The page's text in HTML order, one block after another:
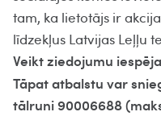
tam, ka lietotājs ir
līdzekļus Latvijas Leļļu
Veikt ziedojumu
Tāpat atbalstu var
tālruni 90006688